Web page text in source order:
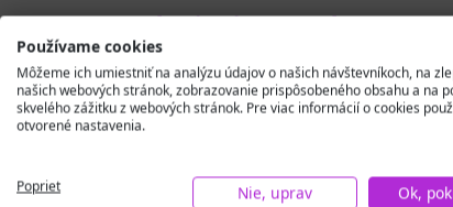
Alpinia
horečnatý
Používame cookies
Môžeme ich umiestniť na analýzu údajov o našich návštevníkoch, na
našich webových stránok, zobrazovanie prispôsobeného obsahu a na
skvelého zážitku z webových stránok. Pre viac informácií o cookies
otvorené nastavenia.
Poprieť Nie, uprav Ok,